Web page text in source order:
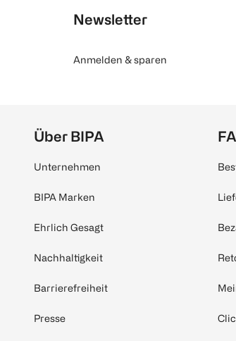
Newsletter
Anmelden & sparen
Über BIPA
Unternehmen
BIPA Marken
Ehrlich Gesagt
Nachhaltigkeit
Barrierefreiheit
Presse